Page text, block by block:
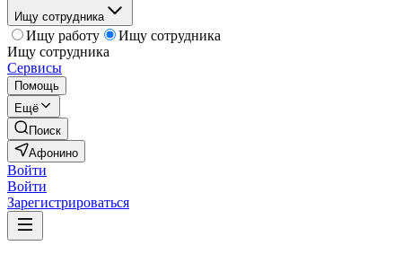
Ищу сотрудника
Ищу работу
Ищу сотрудника
Ищу сотрудника
Сервисы
Помощь
Ещё
Поиск
Афонино
Войти
Войти
Зарегистрироваться